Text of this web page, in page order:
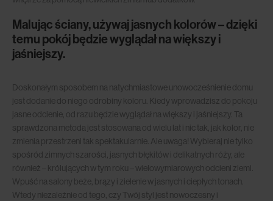
Malując ściany, używaj jasnych kolorów – dzięki
temu pokój będzie wyglądał na większy i
jaśniejszy.
Doskonałym sposobem na natychmiastowe unowocześnienie domu
jest dodanie do niego odrobiny koloru. Kiedy wprowadzisz do pokoju
jasne odcienie, od razu będzie wyglądał na większy i jaśniejszy. Ta
sprawdzona metoda jest stosowana od wielu lat i nic tak, jak kolor, nie
zmienia przestrzeni tak spektakularnie. Ale uwaga! Wybieraj nie tylko
spośród zimnych szarości, jasnych błękitów i delikatnych róży, ale
również – królujących w tym roku – wielowymiarowych odcieni ziemi.
Wpuść na salony beże, brązy i zielenie w jasnych i ciepłych tonach.
Wtedy niezależnie od tego, czy Twój styl jest nowoczesny i